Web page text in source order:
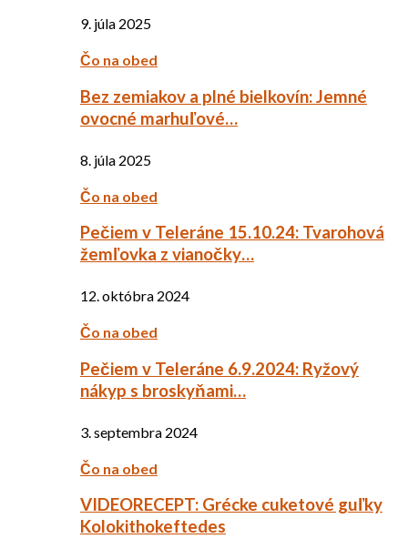
9. júla 2025
Čo na obed
Bez zemiakov a plné bielkovín: Jemné
ovocné marhuľové…
8. júla 2025
Čo na obed
Pečiem v Teleráne 15.10.24: Tvarohová
žemľovka z vianočky…
12. októbra 2024
Čo na obed
Pečiem v Teleráne 6.9.2024: Ryžový
nákyp s broskyňami…
3. septembra 2024
Čo na obed
VIDEORECEPT: Grécke cuketové guľky
Kolokithokeftedes